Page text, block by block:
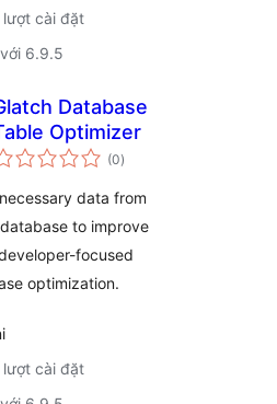
lượt cài đặt
6.9.5
Database
Optimizer
(0tổng
đánh
)
data from
to improve
focused
optimization.
lượt cài đặt